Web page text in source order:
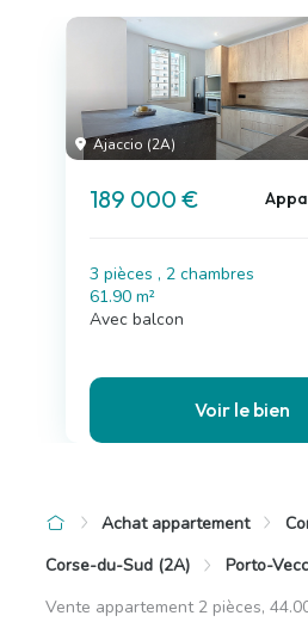
Ajaccio (2A)
189 000 €
3 pièces , 2 chambres
61.90 m²
Avec balcon
Voir le bien
Achat appartement
Corse-du-Sud (2A)
Porto-
Vente appartement 2 pièces,